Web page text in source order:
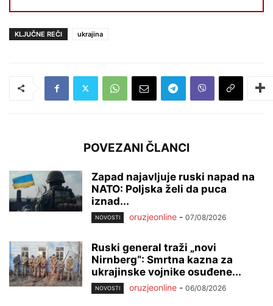
KLJUČNE REČI ukrajina
POVEZANI ČLANCI
Zapad najavljuje ruski napad na
NATO: Poljska želi da puca
iznad...
NOVOSTI oruzjeonline - 07/08/2026
Ruski general traži „novi
Nirnberg“: Smrtna kazna za
ukrajinske vojnike osuđene...
NOVOSTI oruzjeonline - 06/08/2026